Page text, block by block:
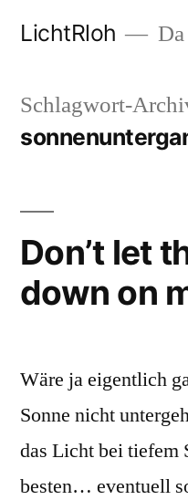
LichtRloh
Schlagwort-
Don’t let
down on
Wäre ja eigentlich
Sonne nicht
das Licht bei tiefem
besten… eventuell